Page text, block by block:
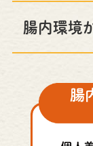
腸内環境